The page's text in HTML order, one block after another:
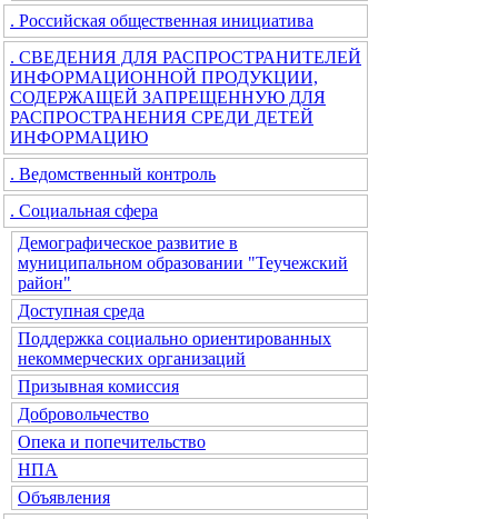
. Российская общественная инициатива
. СВЕДЕНИЯ ДЛЯ РАСПРОСТРАНИТЕЛЕЙ
ИНФОРМАЦИОННОЙ ПРОДУКЦИИ,
СОДЕРЖАЩЕЙ ЗАПРЕЩЕННУЮ ДЛЯ
РАСПРОСТРАНЕНИЯ СРЕДИ ДЕТЕЙ
ИНФОРМАЦИЮ
. Ведомственный контроль
. Социальная сфера
Демографическое развитие в
муниципальном образовании "Теучежский
район"
Доступная среда
Поддержка социально ориентированных
некоммерческих организаций
Призывная комиссия
Добровольчество
Опека и попечительство
НПА
Объявления